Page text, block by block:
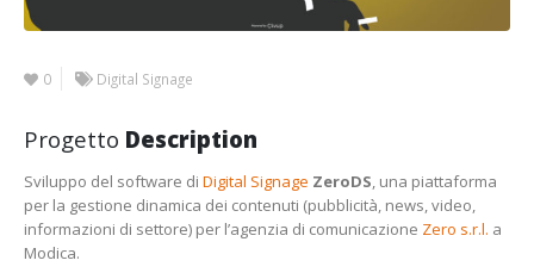
0 Digital Signage
Progetto Description
Sviluppo del software di Digital Signage ZeroDS, una piattaforma
per la gestione dinamica dei contenuti (pubblicità, news, video,
informazioni di settore) per l’agenzia di comunicazione Zero s.r.l. a
Modica.